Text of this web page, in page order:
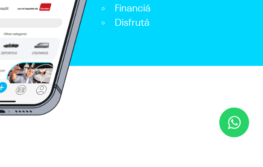
Financiá
Disfrutá